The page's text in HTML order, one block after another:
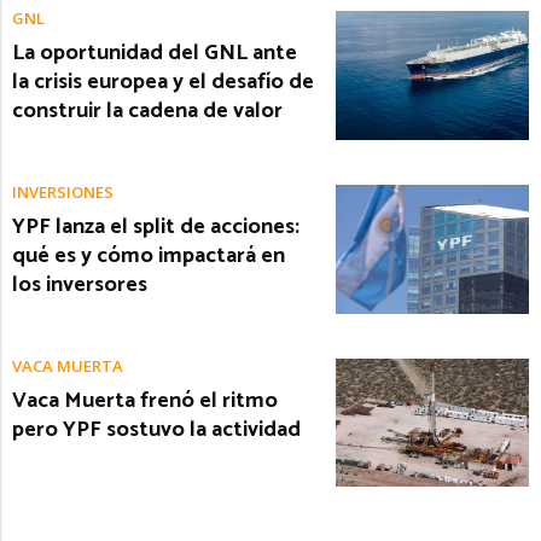
GNL
La oportunidad del GNL ante
la crisis europea y el desafío de
construir la cadena de valor
INVERSIONES
YPF lanza el split de acciones:
qué es y cómo impactará en
los inversores
VACA MUERTA
Vaca Muerta frenó el ritmo
pero YPF sostuvo la actividad